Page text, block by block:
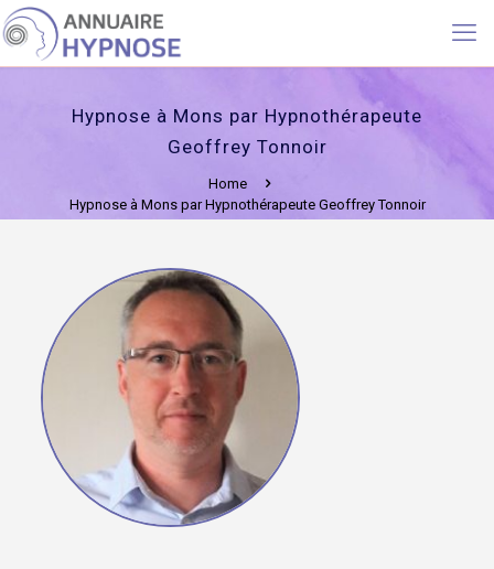
Hypnose à Mons par Hypnothérapeute
Geoffrey Tonnoir
Home
Hypnose à Mons par Hypnothérapeute Geoffrey Tonnoir